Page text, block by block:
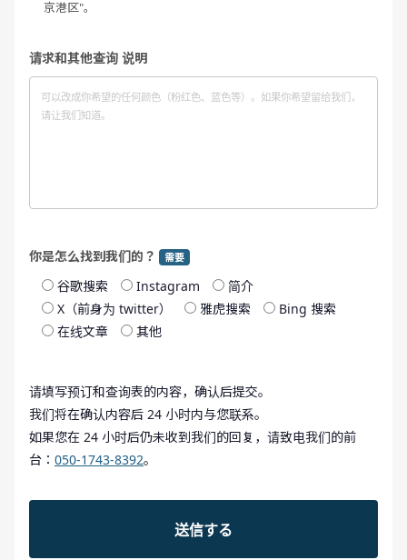
京港区"。
请求和其他查询 说明
你是怎么找到我们的？ 需要
谷歌搜索 Instagram
简介
X（前身为 twitter）
雅虎搜索
Bing 搜索
在线文章
其他
请填写预订和查询表的内容，确认后提交。
我们将在确认内容后 24 小时内与您联系。
如果您在 24 小时后仍未收到我们的回复，请致电我们的前
台： 050-1743-8392。